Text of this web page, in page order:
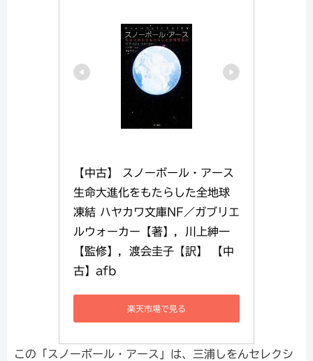
【中古】 スノーボール・アース
生命大進化をもたらした全地球
凍結 ハヤカワ文庫NF／ガブリエ
ルウォーカー【著】，川上紳一
【監修】，渡会圭子【訳】 【中
古】afb
楽天市場で見る
この「スノーボール・アース」は、三浦しをんセレクシ